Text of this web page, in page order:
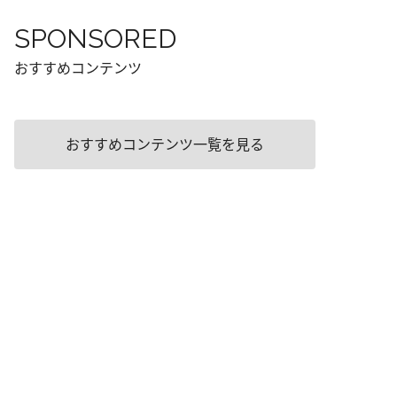
SPONSORED
おすすめコンテンツ
おすすめコンテンツ一覧を見る